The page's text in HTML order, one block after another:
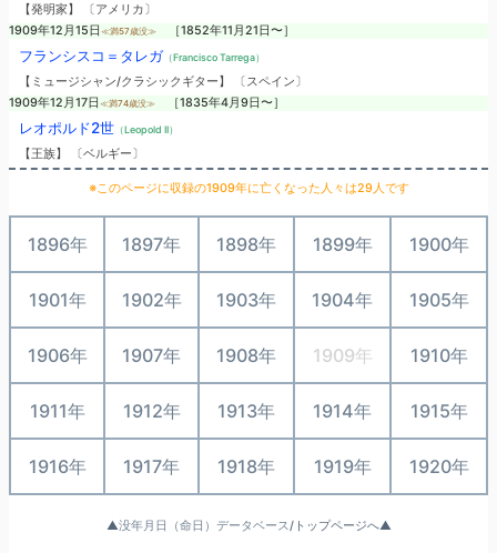
【発明家】 〔アメリカ〕
1909年12月15日 ≪満57歳没≫ ［1852年11月21日〜］
フランシスコ＝タレガ （Francisco Tarrega）
【ミュージシャン/クラシックギター】 〔スペイン〕
1909年12月17日 ≪満74歳没≫ ［1835年4月9日〜］
レオポルド2世（Leopold II）
【王族】 〔ベルギー〕
※このページに収録の1909年に亡くなった人々は29人です
1896年 1897年 1898年 1899年 1900年
1901年 1902年 1903年 1904年 1905年
1906年 1907年 1908年 1909年 1910年
1911年 1912年 1913年 1914年 1915年
1916年 1917年 1918年 1919年 1920年
▲没年月日（命日）データベース/トップページへ▲